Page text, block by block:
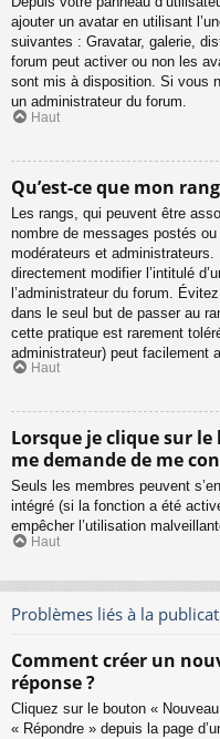
ajouter un avatar en utilisant
suivantes : Gravatar, galerie,
forum peut activer ou non les
sont mis à disposition. Si vous
un administrateur du forum.
Haut
Qu’est-ce que mon
Les rangs, qui peuvent être
nombre de messages postés
modérateurs et
directement modifier l’intitulé
l’administrateur du forum.
dans le seul but de passer au
cette pratique est rarement
administrateur) peut facilement
Haut
Lorsque je clique sur le
me demande de me
Seuls les membres peuvent
intégré (si la fonction a été
empêcher l’utilisation
Haut
Problèmes liés à la
Comment créer un
réponse ?
Cliquez sur le bouton «
« Répondre » depuis la page